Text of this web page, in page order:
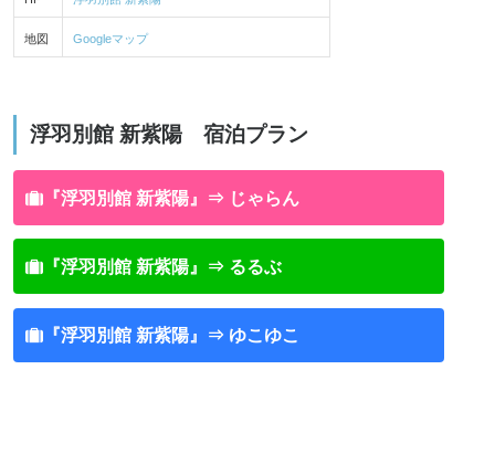
地図 Googleマップ
浮羽別館 新紫陽 宿泊プラン
『浮羽別館 新紫陽』⇒ じゃらん
『浮羽別館 新紫陽』⇒ るるぶ
『浮羽別館 新紫陽』⇒ ゆこゆこ